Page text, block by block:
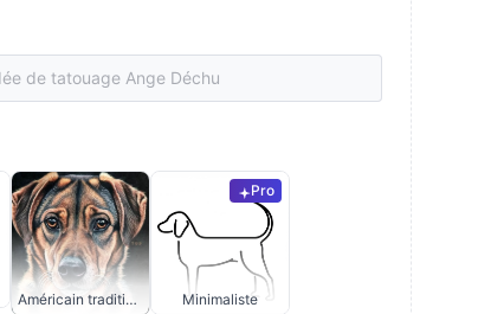
Américain traditionnel
Pro
Minimaliste